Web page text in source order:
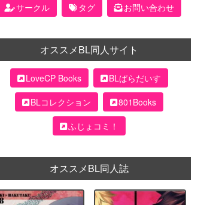
サークル
タグ お問い合わせ
オススメBL同人サイト
LoveCP Books
BLぱらだいす
BLコレクション
801Books
ふじょコミ！
オススメBL同人誌